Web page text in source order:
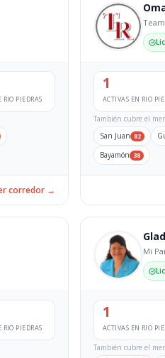
PIEDRAS
corredor →
1
ACTIVAS EN RIO
También cubre el
San Juan 82
Bayamón 38
PIEDRAS
Mi
1
ACTIVAS EN RIO
También cubre el